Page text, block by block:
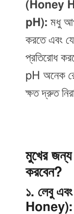
(Honey
pH): মধু
করতে এবং
প্রতিরোধ
pH অনেক
ক্ষত দ্রুত
মুখের জন্য
করবেন?
১. লেবু
Honey):